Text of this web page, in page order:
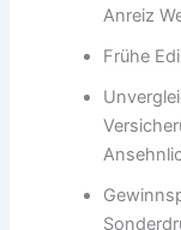
Anreiz
Frühe